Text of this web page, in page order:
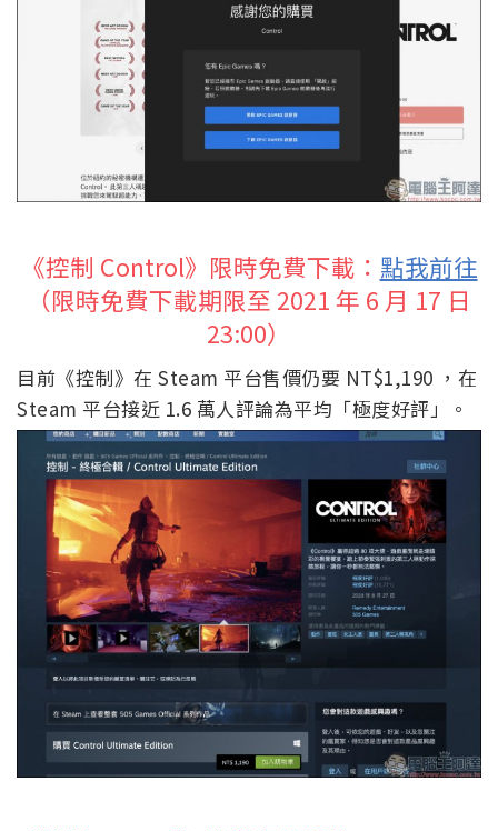
《控制 Control》限時免費下載： 點我前往
（限時免費下載期限至 2021 年 6 月 17 日
23:00）
目前《控制》在 Steam 平台售價仍要 NT$1,190 ，在
Steam 平台接近 1.6 萬人評論為平均「極度好評」。